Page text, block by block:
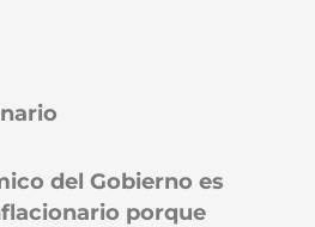
del Gobierno es
porque